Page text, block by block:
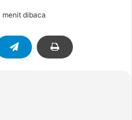
menit dibaca